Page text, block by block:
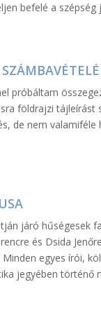
befelé a szépség
próbáltam
földrajzi tájleírást
de nem valamiféle
járó hűségesek
és Dsida
egyes írói,
jegyében történő